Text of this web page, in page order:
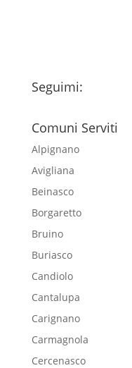
Seguimi:
Comuni Serviti
Alpignano
Avigliana
Beinasco
Borgaretto
Bruino
Buriasco
Candiolo
Cantalupa
Carignano
Carmagnola
Cercenasco